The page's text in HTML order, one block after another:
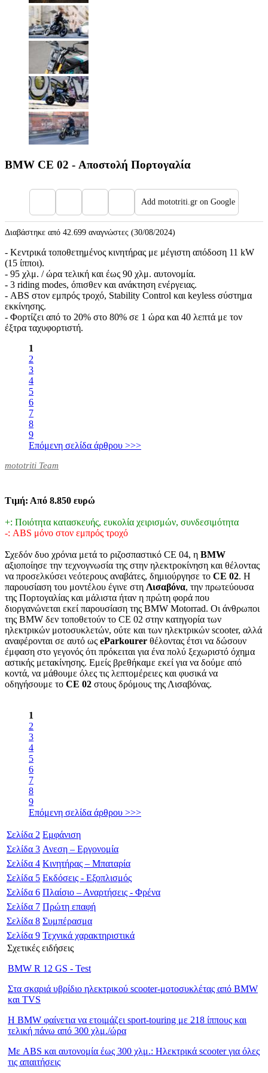
BMW CE 02 - Αποστολή Πορτογαλία
Add mototriti.gr on Google
Διαβάστηκε από 42.699 αναγνώστες (30/08/2024)
- Κεντρικά τοποθετημένος κινητήρας με μέγιστη απόδοση 11 kW
(15 ίπποι).
- 95 χλμ. / ώρα τελική και έως 90 χλμ. αυτονομία.
- 3 riding modes, όπισθεν και ανάκτηση ενέργειας.
- ABS στον εμπρός τροχό, Stability Control και keyless σύστημα
εκκίνησης.
- Φορτίζει από το 20% στο 80% σε 1 ώρα και 40 λεπτά με τον
έξτρα ταχυφορτιστή.
1
2
3
4
5
6
7
8
9
Επόμενη σελίδα άρθρου >>>
mototriti Team
Τιμή: Από 8.850 ευρώ
+: Ποιότητα κατασκευής, ευκολία χειρισμών, συνδεσιμότητα
-: ABS μόνο στον εμπρός τροχό
Σχεδόν δυο χρόνια μετά το ριζοσπαστικό CE 04, η BMW
αξιοποίησε την τεχνογνωσία της στην ηλεκτροκίνηση και θέλοντας
να προσελκύσει νεότερους αναβάτες, δημιούργησε το CE 02. Η
παρουσίαση του μοντέλου έγινε στη Λισαβόνα, την πρωτεύουσα
της Πορτογαλίας και μάλιστα ήταν η πρώτη φορά που
διοργανώνεται εκεί παρουσίαση της BMW Motorrad. Οι άνθρωποι
της BMW δεν τοποθετούν το CE 02 στην κατηγορία των
ηλεκτρικών μοτοσυκλετών, ούτε και των ηλεκτρικών scooter, αλλά
αναφέρονται σε αυτό ως eParkourer θέλοντας έτσι να δώσουν
έμφαση στο γεγονός ότι πρόκειται για ένα πολύ ξεχωριστό όχημα
αστικής μετακίνησης. Εμείς βρεθήκαμε εκεί για να δούμε από
κοντά, να μάθουμε όλες τις λεπτομέρειες και φυσικά να
οδηγήσουμε το CE 02 στους δρόμους της Λισαβόνας.
1
2
3
4
5
6
7
8
9
Επόμενη σελίδα άρθρου >>>
Σελίδα 2 Εμφάνιση
Σελίδα 3 Ανεση – Εργονομία
Σελίδα 4 Κινητήρας – Μπαταρία
Σελίδα 5 Εκδόσεις - Εξοπλισμός
Σελίδα 6 Πλαίσιο – Αναρτήσεις - Φρένα
Σελίδα 7 Πρώτη επαφή
Σελίδα 8 Συμπέρασμα
Σελίδα 9 Τεχνικά χαρακτηριστικά
Σχετικές ειδήσεις
BMW R 12 GS - Test
Στα σκαριά υβρίδιο ηλεκτρικού scooter-μοτοσυκλέτας από BMW
και TVS
Η BMW φαίνετια να ετοιμάζει sport-touring με 218 ίππους και
τελική πάνω από 300 χλμ./ώρα
Με ABS και αυτονομία έως 300 χλμ.: Ηλεκτρικά scooter για όλες
τις απαιτήσεις